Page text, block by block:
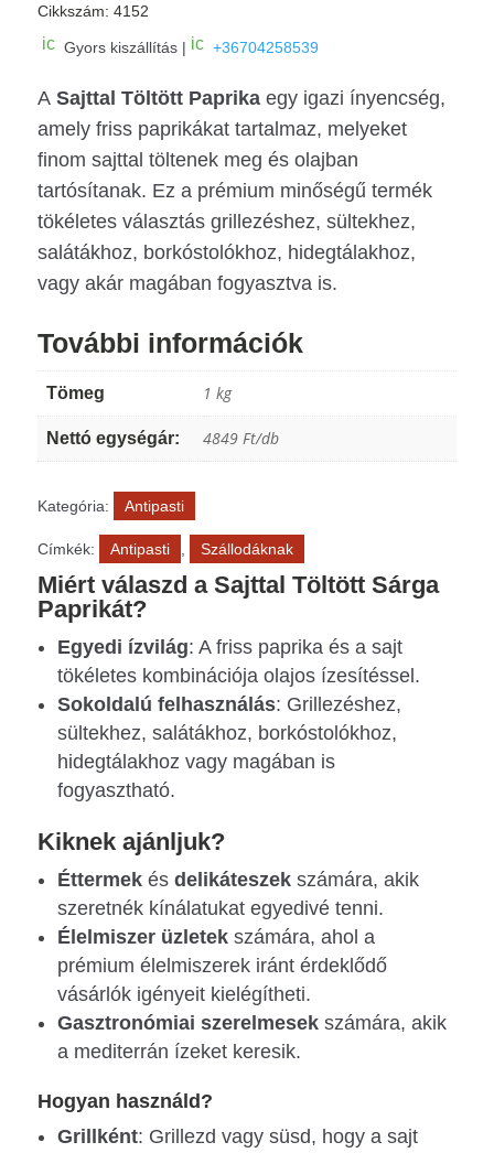
Cikkszám: 4152
ic
_
ar
t
ic
o
n
Gyors kiszállítás | ic
_
o
le
ic
o
n
+36704258539
A Sajttal Töltött Paprikaegy igazi ínyencség,
amely friss paprikákat tartalmaz, melyeket
finom sajttal töltenek meg és olajban
tartósítanak. Ez a prémium minőségű termék
tökéletes választás grillezéshez, sültekhez,
salátákhoz, borkóstolókhoz, hidegtálakhoz,
vagy akár magában fogyasztva is.
További információk
Tömeg 1 kg
Nettó egységár: 4849 Ft/db
Kategória: Antipasti
Címkék: Antipasti Szállodáknak
Miért válaszd a Sajttal Töltött Sárga
Paprikát?
Egyedi ízvilág: A friss paprika és a sajt
tökéletes kombinációja olajos ízesítéssel.
Sokoldalú felhasználás: Grillezéshez,
sültekhez, salátákhoz, borkóstolókhoz,
hidegtálakhoz vagy magában is
fogyasztható.
Kiknek ajánljuk?
Éttermekés delikáteszekszámára, akik
szeretnék kínálatukat egyedivé tenni.
Élelmiszer üzletekszámára, ahol a
prémium élelmiszerek iránt érdeklődő
vásárlók igényeit kielégítheti.
Gasztronómiai szerelmesekszámára, akik
a mediterrán ízeket keresik.
Hogyan használd?
Grillként: Grillezd vagy süsd, hogy a sajt